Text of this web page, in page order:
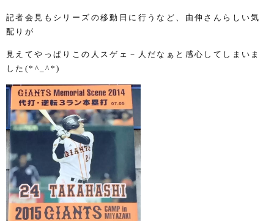
記者会見もシリーズの移動日に行うなど、由伸さんらしい気
配りが
見えてやっぱりこの人スゲェ－人だなぁと感心してしまいま
した (*^_^*)